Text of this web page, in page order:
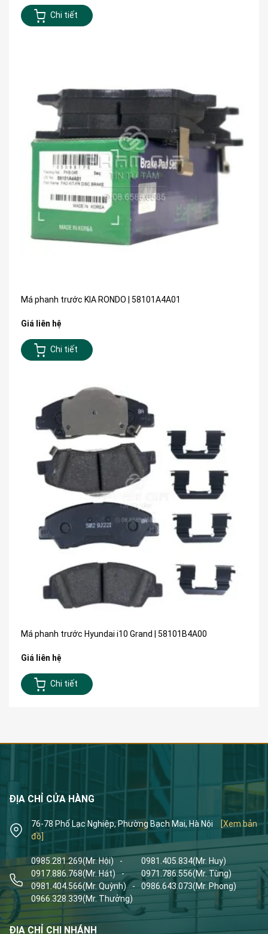
Chi tiết
Má phanh trước KIA RONDO | 58101A4A01
Giá liên hệ
Chi tiết
Má phanh trước Hyundai i10 Grand | 58101B4A00
Giá liên hệ
Chi tiết
ĐỊA CHỈ CỬA HÀNG
76-78 Phố Lạc Nghiệp, Phường Bạch Mai, Hà Nội
[Xem bản
đồ]
0985.281.269(Mr. Hội) - 0981.405.834(Mr. Huy)
0917.886.768(Mr. Hát) - 0971.786.556(Mr. Tùng)
0981.404.566(Mr. Quỳnh) - 0986.643.073(Mr. Phong)
0966.328.339(Mr. Thưởng)
ĐỊA CHỈ CHI NHÁNH